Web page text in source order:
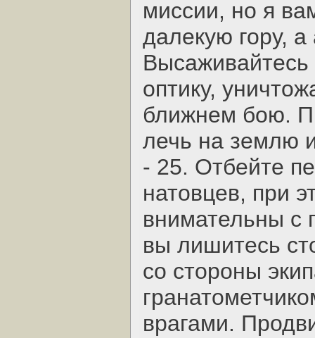
миссии, но я
далекую гору, а
оптику,
ближнем бою.
лечь на землю
- 25. Отбейте
натовцев, при
внимательны с
вы лишитесь
со стороны
врагами.